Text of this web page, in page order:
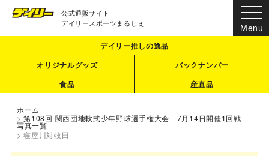
公式通販サイト
デイリースポーツまるしぇ
デイリー推しの逸品
オリジナルグッズ
バックナンバー
食品
産直品
ホーム
> 第108回 関西団地軟式少年野球選手権大会 7月14日開催1回戦
写真一覧
> 寝屋川対牧田